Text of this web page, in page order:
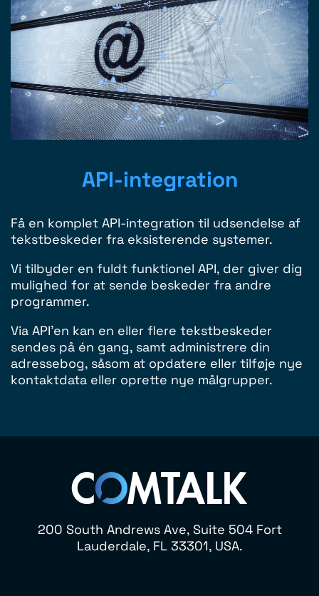
API-integration
Få en komplet API-integration til udsendelse af
tekstbeskeder fra eksisterende systemer.
Vi tilbyder en fuldt funktionel API, der giver dig
mulighed for at sende beskeder fra andre
programmer.
Via API'en kan en eller flere tekstbeskeder
sendes på én gang, samt administrere din
adressebog, såsom at opdatere eller tilføje nye
kontaktdata eller oprette nye målgrupper.
200 South Andrews Ave, Suite 504 Fort
Lauderdale, FL 33301, USA.